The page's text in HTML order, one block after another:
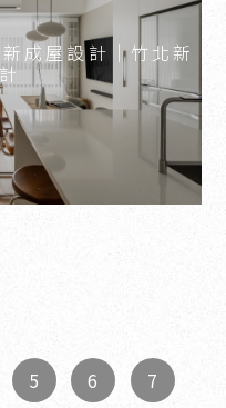
成屋設計｜竹北新
5 6 7